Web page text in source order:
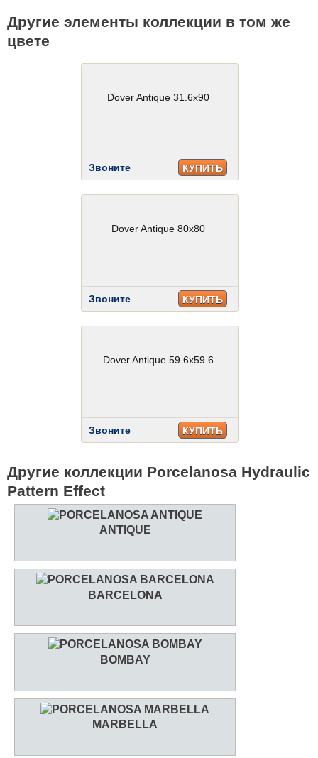
Другие элементы коллекции в том же
цвете
Dover Antique 31.6x90
Звоните КУПИТЬ
Dover Antique 80x80
Звоните КУПИТЬ
Dover Antique 59.6x59.6
Звоните КУПИТЬ
Другие коллекции Porcelanosa Hydraulic
Pattern Effect
ANTIQUE
BARCELONA
BOMBAY
MARBELLA